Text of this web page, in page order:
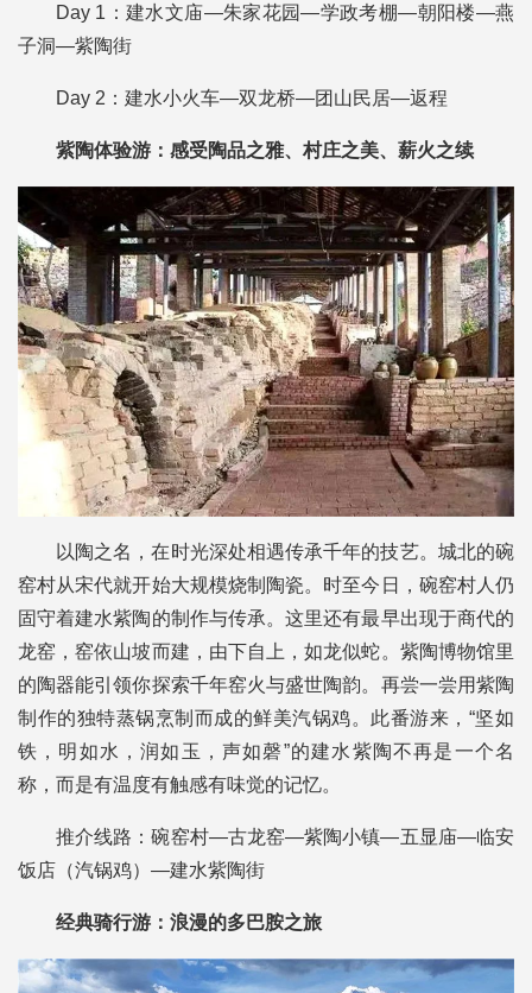
Day 1：建水文庙—朱家花园—学政考棚—朝阳楼—燕
子洞—紫陶街
Day 2：建水小火车—双龙桥—团山民居—返程
紫陶体验游： 感受陶品之雅、村庄之美、薪火之续
以陶之名，在时光深处相遇传承千年的技艺。城北的碗
窑村从宋代就开始大规模烧制陶瓷。时至今日，碗窑村人仍
固守着建水紫陶的制作与传承。这里还有最早出现于商代的
龙窑，窑依山坡而建，由下自上，如龙似蛇。紫陶博物馆里
的陶器能引领你探索千年窑火与盛世陶韵。再尝一尝用紫陶
制作的独特蒸锅烹制而成的鲜美汽锅鸡。此番游来，“坚如
铁，明如水，润如玉，声如磬”的建水紫陶不再是一个名
称，而是有温度有触感有味觉的记忆。
推介线路：碗窑村—古龙窑—紫陶小镇—五显庙—临安
饭店（汽锅鸡）—建水紫陶街
经典骑行游： 浪漫的多巴胺之旅